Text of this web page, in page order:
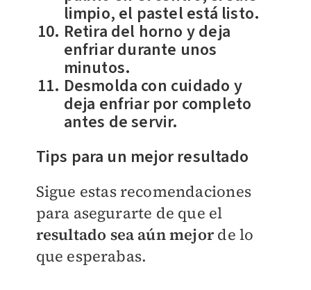
limpio, el pastel está listo.
Retira del horno y deja
enfriar durante unos
minutos.
Desmolda con cuidado y
deja enfriar por completo
antes de servir.
Tips para un mejor resultado
Sigue estas recomendaciones
para asegurarte de que el
resultado sea aún mejorde lo
que esperabas.